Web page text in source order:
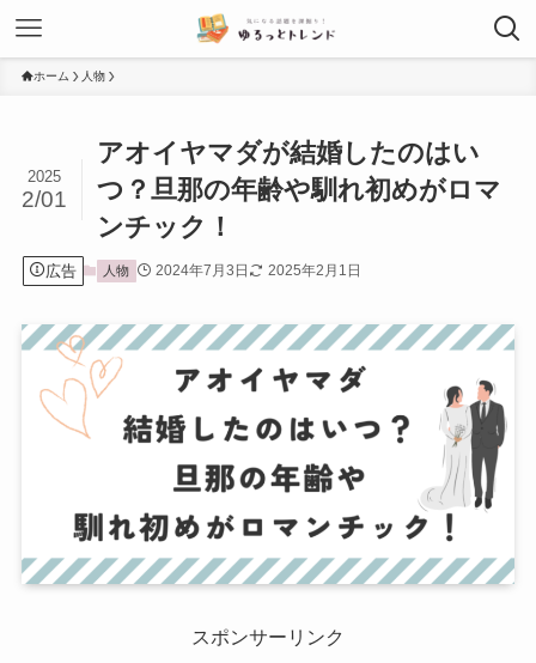
ホーム 人物
アオイヤマダが結婚したのはい
つ？旦那の年齢や馴れ初めがロマ
ンチック！
2025
2/01
広告 人物 2024年7月3日 2025年2月1日
スポンサーリンク